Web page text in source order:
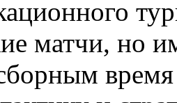
матчи, но
время